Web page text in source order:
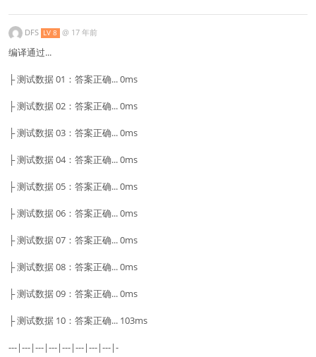
DFS LV 8 @ 17 年前
编译通过...
├ 测试数据 01：答案正确... 0ms
├ 测试数据 02：答案正确... 0ms
├ 测试数据 03：答案正确... 0ms
├ 测试数据 04：答案正确... 0ms
├ 测试数据 05：答案正确... 0ms
├ 测试数据 06：答案正确... 0ms
├ 测试数据 07：答案正确... 0ms
├ 测试数据 08：答案正确... 0ms
├ 测试数据 09：答案正确... 0ms
├ 测试数据 10：答案正确... 103ms
---|---|---|---|---|---|---|---|-